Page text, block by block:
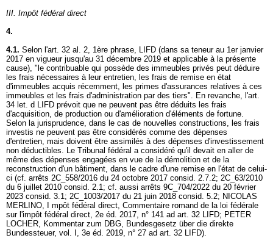
III. Impôt fédéral direct
4.
4.1. Selon l'art. 32 al. 2, 1ère phrase, LIFD (dans sa teneur au 1er janvier
2017 en vigueur jusqu'au 31 décembre 2019 et applicable à la présente
cause), "le contribuable qui possède des immeubles privés peut déduire
les frais nécessaires à leur entretien, les frais de remise en état
d'immeubles acquis récemment, les primes d'assurances relatives à ces
immeubles et les frais d'administration par des tiers". En revanche, l'art.
34 let. d LIFD prévoit que ne peuvent pas être déduits les frais
d'acquisition, de production ou d'amélioration d'éléments de fortune.
Selon la jurisprudence, dans le cas de nouvelles constructions, les frais
investis ne peuvent pas être considérés comme des dépenses
d'entretien, mais doivent être assimilés à des dépenses d'investissement
non déductibles. Le Tribunal fédéral a considéré qu'il devait en aller de
même des dépenses engagées en vue de la démolition et de la
reconstruction d'un bâtiment, dans le cadre d'une remise en l'état de celui-
ci (cf. arrêts 2C_558/2016 du 24 octobre 2017 consid. 2.7.2; 2C_63/2010
du 6 juillet 2010 consid. 2.1; cf. aussi arrêts 9C_704/2022 du 20 février
2023 consid. 3.1; 2C_1003/2017 du 21 juin 2018 consid. 5.2; NICOLAS
MERLINO, I mpôt fédéral direct, Commentaire romand de la loi fédérale
sur l'impôt fédéral direct, 2e éd. 2017, n° 141 ad art. 32 LIFD; PETER
LOCHER, Kommentar zum DBG, Bundesgesetz über die direkte
Bundessteuer, vol. I, 3e éd. 2019, n° 27 ad art. 32 LIFD).